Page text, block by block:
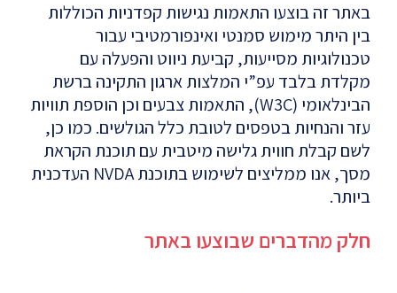
באתר זה בוצעו התאמות נגישות קפדניות הכוללות
בין היתר מימוש סמנטי ואינפורמטיבי עבור
טכנולוגיות מסייעות, קביעת ניווט והפעלה עם
מקלדת בלבד עפ”י המלצות ארגון התקינה ברשת
הבינלאומי (W3C), התאמות צבעים וכן הוספת תוויות
עזר והנחיות בטפסים לטובת כלל הגולשים. כמו כן,
לשם קבלת חווית גלישה מיטבית עם תוכנת הקראת
מסך, אנו ממליצים לשימוש בתוכנת NVDA העדכנית
ביותר.
חלק מהדברים שבוצעו באתר